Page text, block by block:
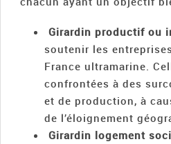
Girardin productif ou
soutenir les
France ultramarine.
confrontées à des
et de production, à
de l’éloignement
Girardin logement